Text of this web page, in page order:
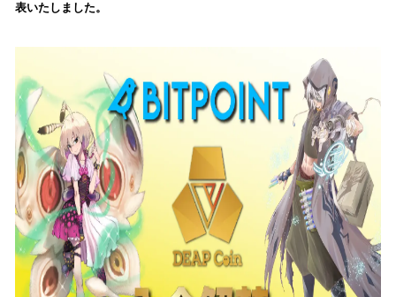
込
す
表いたしました。